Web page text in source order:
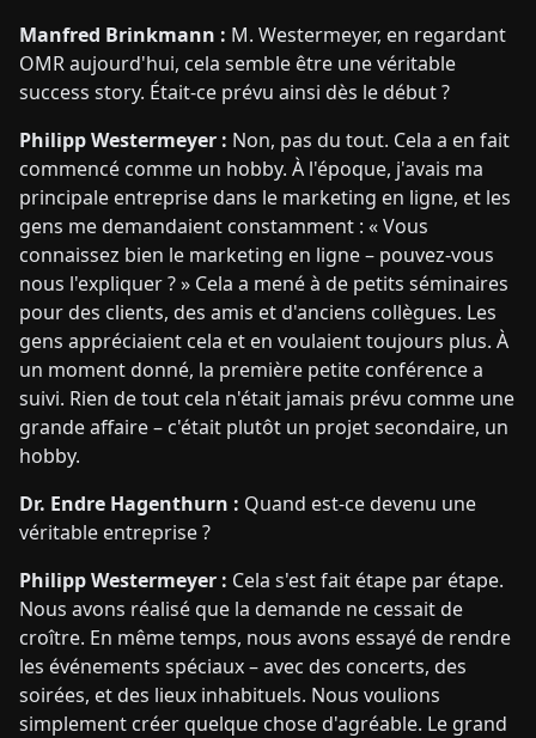
Manfred Brinkmann : M. Westermeyer, en regardant
OMR aujourd'hui, cela semble être une véritable
success story. Était-ce prévu ainsi dès le début ?
Philipp Westermeyer : Non, pas du tout. Cela a en fait
commencé comme un hobby. À l'époque, j'avais ma
principale entreprise dans le marketing en ligne, et les
gens me demandaient constamment : « Vous
connaissez bien le marketing en ligne – pouvez-vous
nous l'expliquer ? » Cela a mené à de petits séminaires
pour des clients, des amis et d'anciens collègues. Les
gens appréciaient cela et en voulaient toujours plus. À
un moment donné, la première petite conférence a
suivi. Rien de tout cela n'était jamais prévu comme une
grande affaire – c'était plutôt un projet secondaire, un
hobby.
Dr. Endre Hagenthurn : Quand est-ce devenu une
véritable entreprise ?
Philipp Westermeyer : Cela s'est fait étape par étape.
Nous avons réalisé que la demande ne cessait de
croître. En même temps, nous avons essayé de rendre
les événements spéciaux – avec des concerts, des
soirées, et des lieux inhabituels. Nous voulions
simplement créer quelque chose d'agréable. Le grand